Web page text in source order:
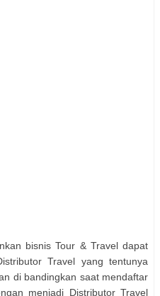
bisnis Tour & Travel dapat
Travel yang tentunya
di bandingkan saat mendaftar
menjadi Distributor Travel